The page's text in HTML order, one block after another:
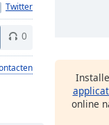
0
online